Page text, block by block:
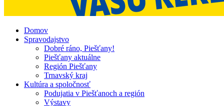
Domov
Spravodajstvo
Dobré ráno, Piešťany!
Piešťany aktuálne
Región Piešťany
Trnavský kraj
Kultúra a spoločnosť
Podujatia v Piešťanoch a región
Výstavy